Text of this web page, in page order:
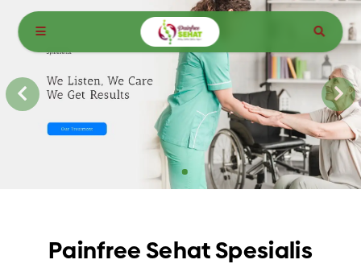
Painfree Sehat Spesialis Terapi
Tulang Belakang, Otot dan
Persendian di Jakarta
Painfree Sehat Spesialis